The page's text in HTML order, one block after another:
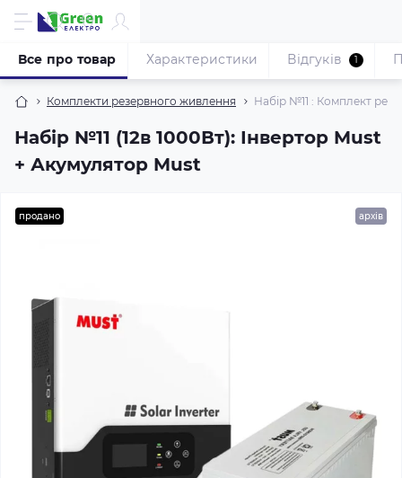
Комплекти резервного живлення Набір №11 : Комплект
Набір №11 (12в 1000Вт): Інвертор Must
+ Акумулятор Must
Все про товар Характеристики Відгуків 1
продано архів